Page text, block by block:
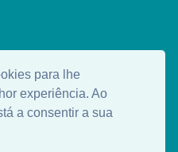
para lhe
experiência. Ao
a consentir a sua